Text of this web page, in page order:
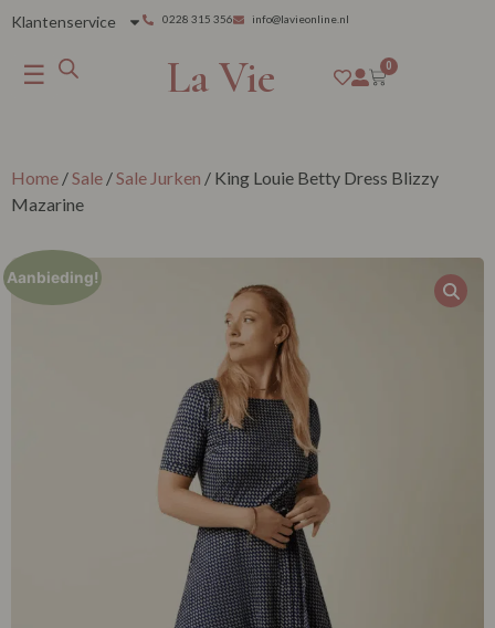
Klantenservice 0228 315 356 info@lavieonline.nl
☰ La Vie 0
Home /Sale /Sale Jurken / King Louie Betty Dress Blizzy
Mazarine
Aanbieding!